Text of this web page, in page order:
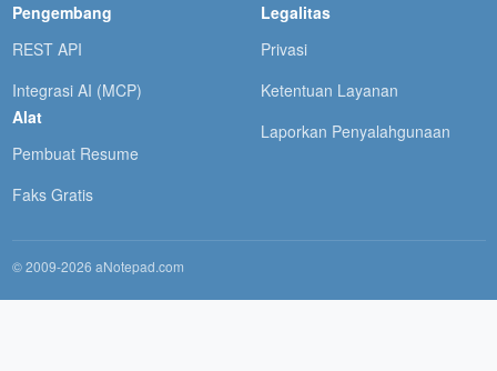
Pengembang
REST API
Integrasi AI (MCP)
Alat
Pembuat Resume
Faks Gratis
Legalitas
Privasi
Ketentuan Layanan
Laporkan Penyalahgunaan
© 2009-2026 aNotepad.com